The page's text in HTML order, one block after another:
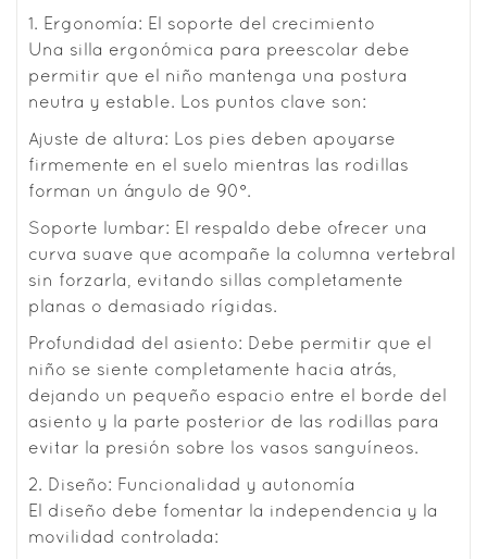
1. Ergonomía: El soporte del crecimiento
Una silla ergonómica para preescolar debe
permitir que el niño mantenga una postura
neutra y estable. Los puntos clave son:
Ajuste de altura: Los pies deben apoyarse
firmemente en el suelo mientras las rodillas
forman un ángulo de 90°.
Soporte lumbar: El respaldo debe ofrecer una
curva suave que acompañe la columna vertebral
sin forzarla, evitando sillas completamente
planas o demasiado rígidas.
Profundidad del asiento: Debe permitir que el
niño se siente completamente hacia atrás,
dejando un pequeño espacio entre el borde del
asiento y la parte posterior de las rodillas para
evitar la presión sobre los vasos sanguíneos.
2. Diseño: Funcionalidad y autonomía
El diseño debe fomentar la independencia y la
movilidad controlada: